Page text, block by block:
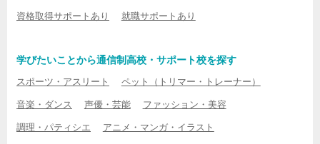
資格取得サポートあり 就職サポートあり
学びたいことから通信制高校・サポート校を探す
スポーツ・アスリート ペット（トリマー・トレーナー）
音楽・ダンス 声優・芸能 ファッション・美容
調理・パティシエ アニメ・マンガ・イラスト